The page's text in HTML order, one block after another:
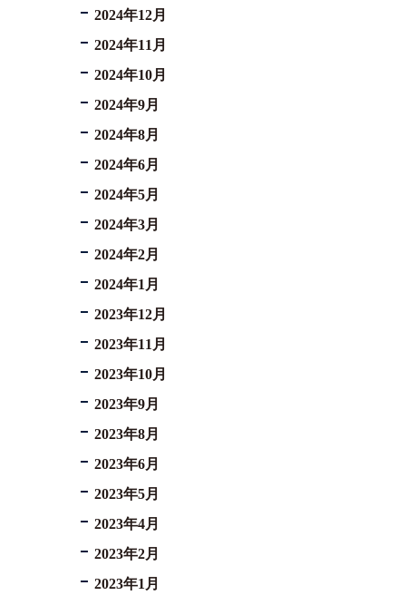
2024年12月
2024年11月
2024年10月
2024年9月
2024年8月
2024年6月
2024年5月
2024年3月
2024年2月
2024年1月
2023年12月
2023年11月
2023年10月
2023年9月
2023年8月
2023年6月
2023年5月
2023年4月
2023年2月
2023年1月